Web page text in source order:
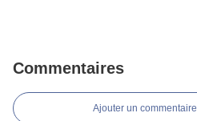
Commentaires
Ajouter un commentaire